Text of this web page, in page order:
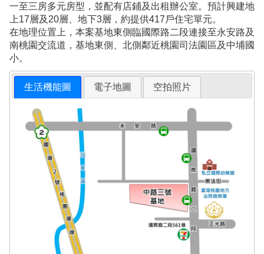
一至三房多元房型，並配有店鋪及出租辦公室。預計興建地
上17層及20層、地下3層，約提供417戶住宅單元。
在地理位置上，本案基地東側臨國際路二段連接至永安路及
南桃園交流道，基地東側、北側鄰近桃園司法園區及中埔國
小。
生活機能圖 電子地圖 空拍照片